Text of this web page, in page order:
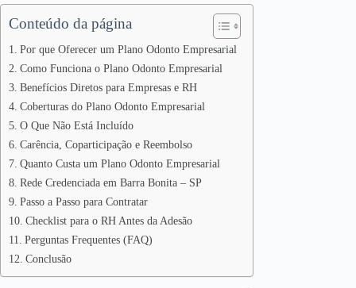
Conteúdo da página
Por que Oferecer um Plano Odonto Empresarial
Como Funciona o Plano Odonto Empresarial
Benefícios Diretos para Empresas e RH
Coberturas do Plano Odonto Empresarial
O Que Não Está Incluído
Carência, Coparticipação e Reembolso
Quanto Custa um Plano Odonto Empresarial
Rede Credenciada em Barra Bonita – SP
Passo a Passo para Contratar
Checklist para o RH Antes da Adesão
Perguntas Frequentes (FAQ)
Conclusão